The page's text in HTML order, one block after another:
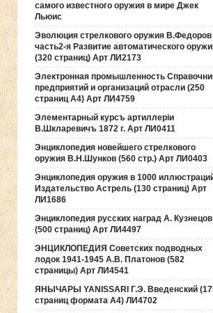
самого известного оружия в мире Джек
Льюис
Эволюция стрелкового оружия В.Федоров
часть2-я Развитие автоматического
(320 страниц) Арт ЛИ2173
Электронная промышленность
предприятий и организаций отрасли (250
страниц А4) Арт ЛИ4759
Элементарный курсъ артиллерiи
В.Шкларевичъ 1872 г. Арт ЛИ0411
Энциклопедия новейшего стрелкового
оружия В.Н.Шунков (560 стр.) Арт ЛИ0403
Энциклопедия оружия в 1000
Издательство Астрель (130 страниц) Арт
ЛИ1686
Энциклопедия русских наград А. Кузнецов
(500 страниц) Арт ЛИ4497
ЭНЦИКЛОПЕДИЯ Советских подводных
лодок 1941-1945 А.В. Платонов (582
страницы) Арт ЛИ4541
ЯНЫЧАРЫ YANISSARI Г.Э. Введенский
страниц формата А4) ЛИ4702